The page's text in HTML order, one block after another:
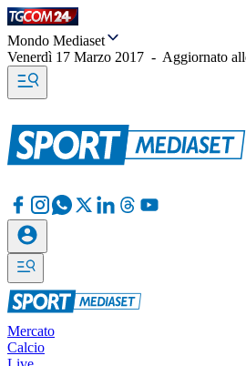
Mondo Mediaset
Venerdì 17 Marzo 2017 - Aggiornato
Mercato
Calcio